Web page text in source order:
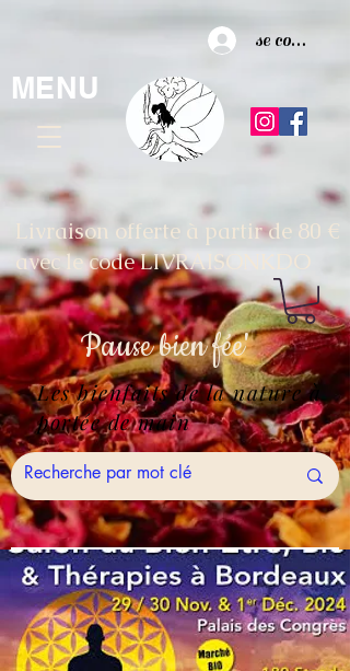
se connecter
Livraison offerte à partir de 80 €
avec le code LIVRAISONKDO
Pausebien fée'
MENU
Les bienfaits de la nature à
portée de main